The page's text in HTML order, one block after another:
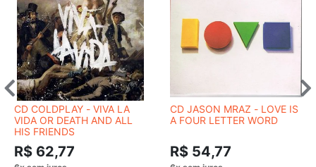
CD COLDPLAY - VIVA LA
VIDA OR DEATH AND ALL
HIS FRIENDS
R$ 62,77
CD JASON MRAZ - LOVE IS
A FOUR LETTER WORD
R$ 54,77